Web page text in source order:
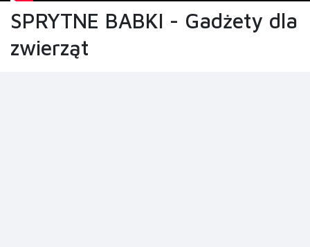
SPRYTNE BABKI - Gadżety dla
zwierząt